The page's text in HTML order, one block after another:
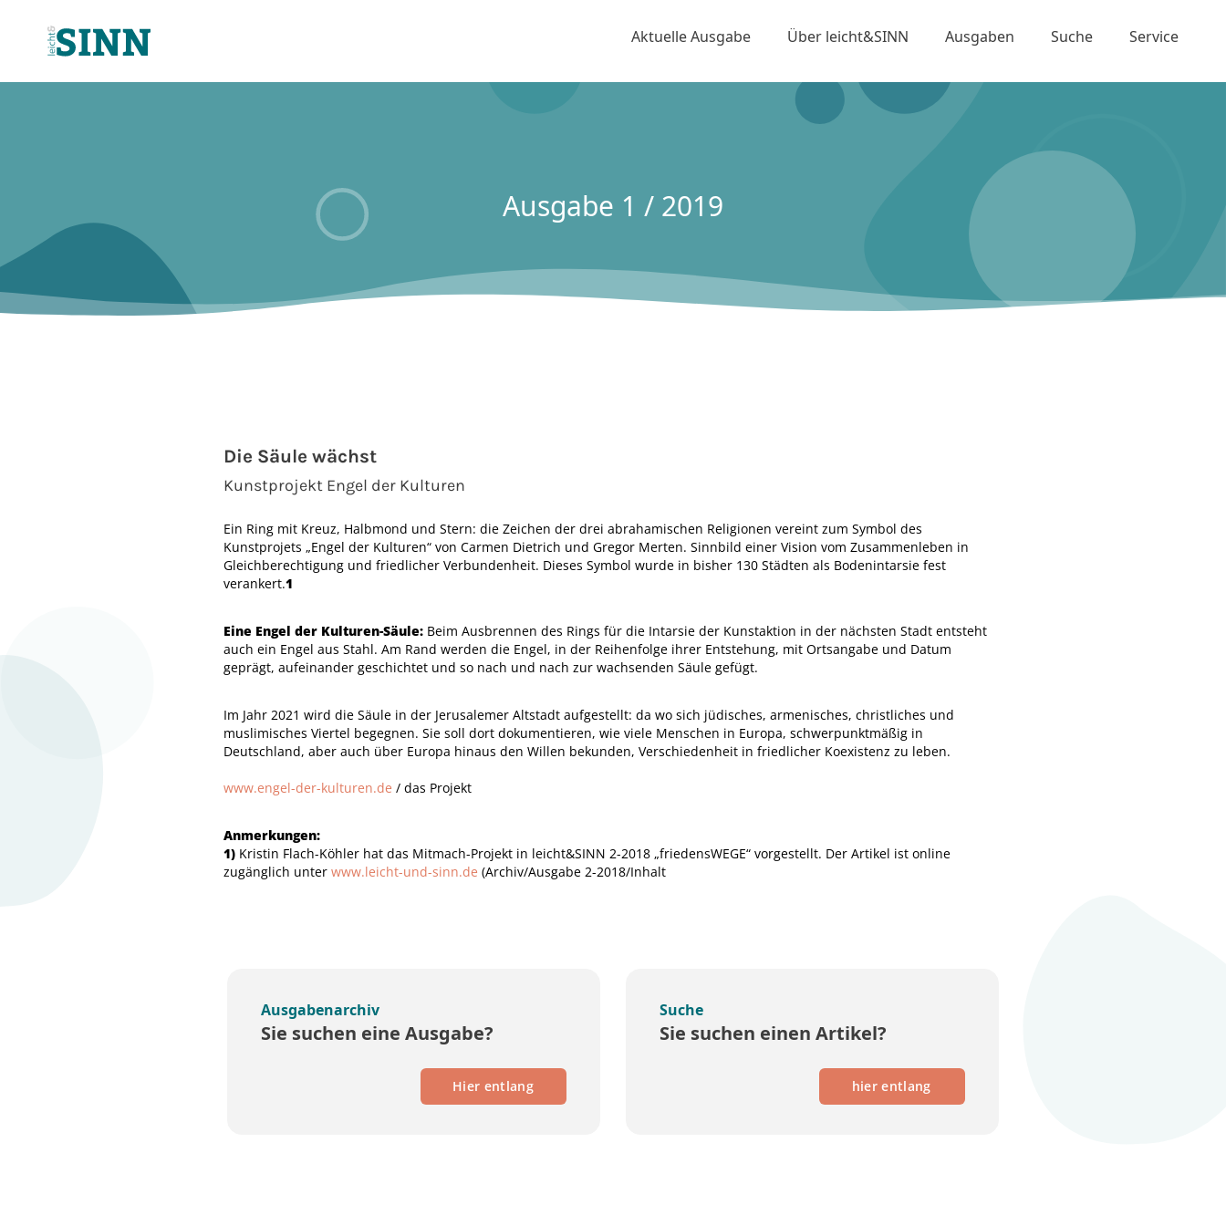
Aktuelle Ausgabe Über leicht&SINN Ausgaben Suche Service
Ausgabe 1 / 2019
Die Säule wächst
Kunstprojekt Engel der Kulturen
Ein Ring mit Kreuz, Halbmond und Stern: die Zeichen der drei abrahamischen Religionen vereint zum Symbol des
Kunstprojets „Engel der Kulturen“ von Carmen Dietrich und Gregor Merten. Sinnbild einer Vision vom Zusammenleben in
Gleichberechtigung und friedlicher Verbundenheit. Dieses Symbol wurde in bisher 130 Städten als Bodenintarsie fest
verankert.1
Eine Engel der Kulturen-Säule: Beim Ausbrennen des Rings für die Intarsie der Kunstaktion in der nächsten Stadt entsteht
auch ein Engel aus Stahl. Am Rand werden die Engel, in der Reihenfolge ihrer Entstehung, mit Ortsangabe und Datum
geprägt, aufeinander geschichtet und so nach und nach zur wachsenden Säule gefügt.
Im Jahr 2021 wird die Säule in der Jerusalemer Altstadt aufgestellt: da wo sich jüdisches, armenisches, christliches und
muslimisches Viertel begegnen. Sie soll dort dokumentieren, wie viele Menschen in Europa, schwerpunktmäßig in
Deutschland, aber auch über Europa hinaus den Willen bekunden, Verschiedenheit in friedlicher Koexistenz zu leben.
www.engel-der-kulturen.de / das Projekt
Anmerkungen:
1) Kristin Flach-Köhler hat das Mitmach-Projekt in leicht&SINN 2-2018 „friedensWEGE“ vorgestellt. Der Artikel ist online
zugänglich unterwww.leicht-und-sinn.de (Archiv/Ausgabe 2-2018/Inhalt
Ausgabenarchiv
Sie suchen eine Ausgabe?
Hier entlang
Suche
Sie suchen einen Artikel?
hier entlang